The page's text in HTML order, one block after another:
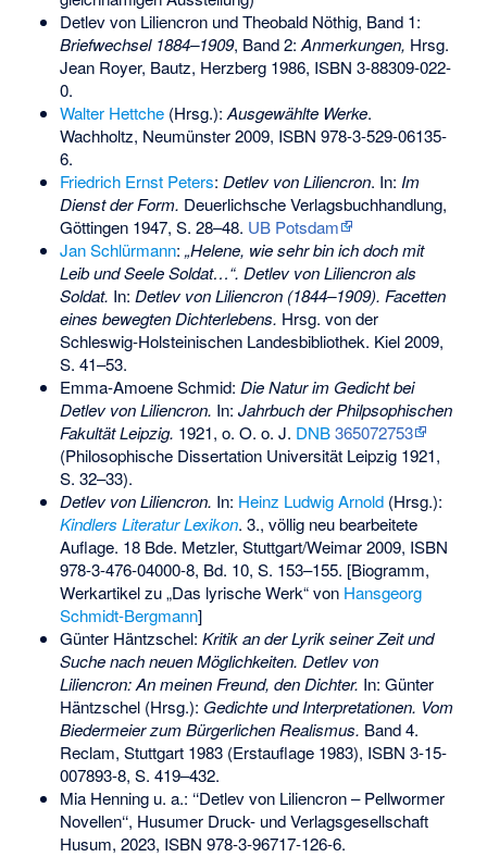
Detlev von Liliencron und Theobald Nöthig, Band 1:
Briefwechsel 1884–1909, Band 2:Anmerkungen, Hrsg.
Jean Royer, Bautz, Herzberg 1986, ISBN 3-88309-022-
0.
Walter Hettche(Hrsg.):Ausgewählte Werke.
Wachholtz, Neumünster 2009, ISBN 978-3-529-06135-
6.
Friedrich Ernst Peters: Detlev von Liliencron. In: Im
Dienst der Form. Deuerlichsche Verlagsbuchhandlung,
Göttingen 1947, S. 28–48. UB Potsdam
Jan Schlürmann: „Helene, wie sehr bin ich doch mit
Leib und Seele Soldat…“. Detlev von Liliencron als
Soldat. In: Detlev von Liliencron (1844–1909). Facetten
eines bewegten Dichterlebens. Hrsg. von der
Schleswig-Holsteinischen Landesbibliothek. Kiel 2009,
S. 41–53.
Emma-Amoene Schmid: Die Natur im Gedicht bei
Detlev von Liliencron. In: Jahrbuch der Philpsophischen
Fakultät Leipzig. 1921, o. O. o. J. DNB 365072753
(Philosophische Dissertation Universität Leipzig 1921,
S. 32–33).
Detlev von Liliencron. In: Heinz Ludwig Arnold(Hrsg.):
Kindlers Literatur Lexikon. 3., völlig neu bearbeitete
Auflage. 18 Bde. Metzler, Stuttgart/Weimar 2009, ISBN
978-3-476-04000-8, Bd. 10, S. 153–155. [Biogramm,
Werkartikel zu „Das lyrische Werk“ von Hansgeorg
Schmidt-Bergmann]
Günter Häntzschel: Kritik an der Lyrik seiner Zeit und
Suche nach neuen Möglichkeiten. Detlev von
Liliencron: An meinen Freund, den Dichter. In: Günter
Häntzschel (Hrsg.): Gedichte und Interpretationen. Vom
Biedermeier zum Bürgerlichen Realismus. Band 4.
Reclam, Stuttgart 1983 (Erstauflage 1983), ISBN 3-15-
007893-8, S. 419–432.
Mia Henning u. a.: ‘‘Detlev von Liliencron – Pellwormer
Novellen‘‘, Husumer Druck- und Verlagsgesellschaft
Husum, 2023, ISBN 978-3-96717-126-6.